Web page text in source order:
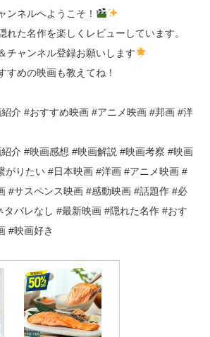
ンネルへようこそ！
れた名作を楽しくレビューしています。
チャンネル登録お願いします
すめの映画も教えてね！
介 #おすすめ映画 #アニメ映画 #邦画 #洋
介 #映画感想 #映画解説 #映画考察 #映画
がりたい #日本映画 #洋画 #アニメ映画 #
#サスペンス映画 #感動映画 #話題作 #必
タバレなし #最新映画 #隠れた名作 #おす
#映画好き